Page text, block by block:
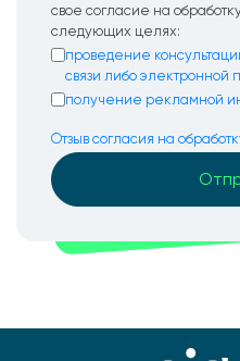
свое согласие на
следующих целях:
проведение
связи либо электронной
получение рекламной
Отзыв согласия на